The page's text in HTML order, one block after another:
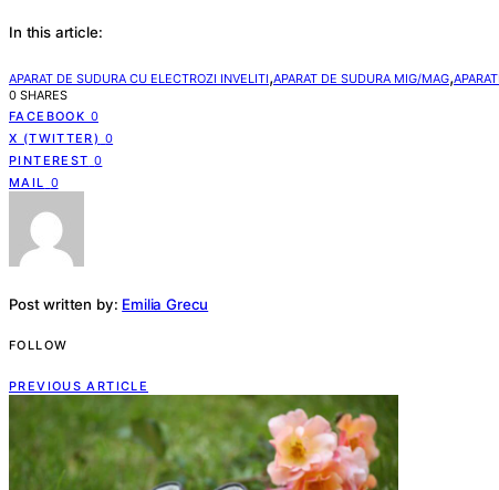
In this article:
APARAT DE SUDURA CU ELECTROZI INVELITI,APARAT DE SUDURA MIG/MAG,
0 SHARES
FACEBOOK 0
X (TWITTER) 0
PINTEREST 0
MAIL
0
Post written by: Emilia Grecu
FOLLOW
PREVIOUS ARTICLE